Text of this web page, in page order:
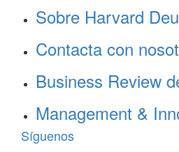
Sobre Harvard
Contacta con
Business Review
Management &
Síguenos